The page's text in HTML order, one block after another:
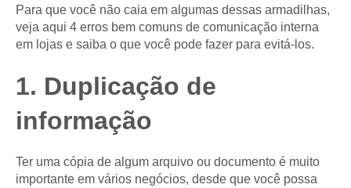
Para que você não caia em algumas dessas armadilhas,
veja aqui 4 erros bem comuns de comunicação interna
em lojas e saiba o que você pode fazer para evitá-los.
1. Duplicação de
informação
Ter uma cópia de algum arquivo ou documento é muito
importante em vários negócios, desde que você possa